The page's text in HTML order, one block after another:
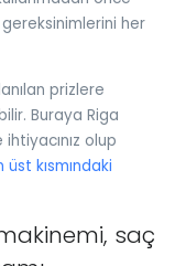
her
prizlere
Buraya Riga
olup
kısmındaki
saç